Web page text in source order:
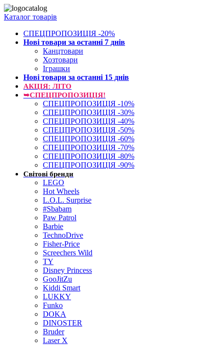
Каталог товарів
СПЕЦПРОПОЗИЦІЯ -20%
Нові товари за останнi 7 днiв
Канцтовари
Хозтовари
Іграшки
Нові товари за останнi 15 днiв
АКЦІЯ: ЛІТО
➥СПЕЦПРОПОЗИЦІЯ!
СПЕЦПРОПОЗИЦІЯ -10%
СПЕЦПРОПОЗИЦІЯ -30%
СПЕЦПРОПОЗИЦІЯ -40%
СПЕЦПРОПОЗИЦІЯ -50%
СПЕЦПРОПОЗИЦІЯ -60%
СПЕЦПРОПОЗИЦІЯ -70%
СПЕЦПРОПОЗИЦІЯ -80%
СПЕЦПРОПОЗИЦІЯ -90%
Світові бренди
LEGO
Hot Wheels
L.O.L. Surprise
#Sbabam
Paw Patrol
Barbie
TechnoDrive
Fisher-Price
Screechers Wild
TY
Disney Princess
GooJitZu
Kiddi Smart
LUKKY
Funko
DOKA
DINOSTER
Bruder
Laser X